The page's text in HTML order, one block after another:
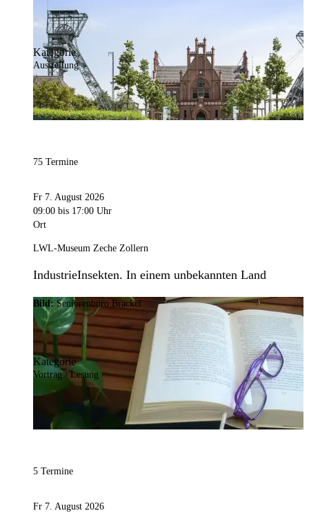
Kategorie
Ausstellung
75 Termine
Fr 7. August 2026
09:00 bis 17:00 Uhr
Ort
LWL-Museum Zeche Zollern
IndustrieInsekten. In einem unbekannten Land
Bild: Seniorenbüro Brackel
Kategorie
Vortrag / Lesung
5 Termine
Fr 7. August 2026